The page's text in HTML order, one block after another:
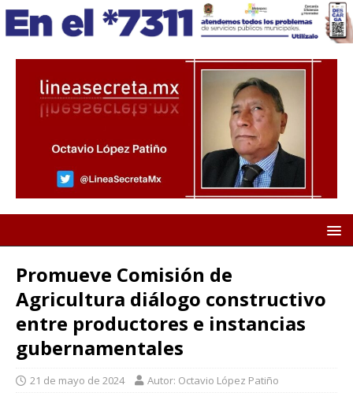
Promueve Comisión de
Agricultura diálogo constructivo
entre productores e instancias
gubernamentales
21 de mayo de 2024 Autor: Octavio López Patiño